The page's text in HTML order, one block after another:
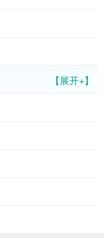
【展开+】